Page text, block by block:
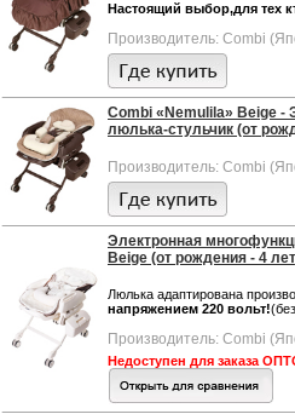
Настоящий выбор,для тех
Производитель: Combi
Combi «Nemulila» Beige -
люлька-стульчик (от
Производитель: Combi
Электронная
Beige (от рождения - 4
Люлька адаптирована
напряжением 220 вольт!
Производитель: Combi
Недоступен для заказа